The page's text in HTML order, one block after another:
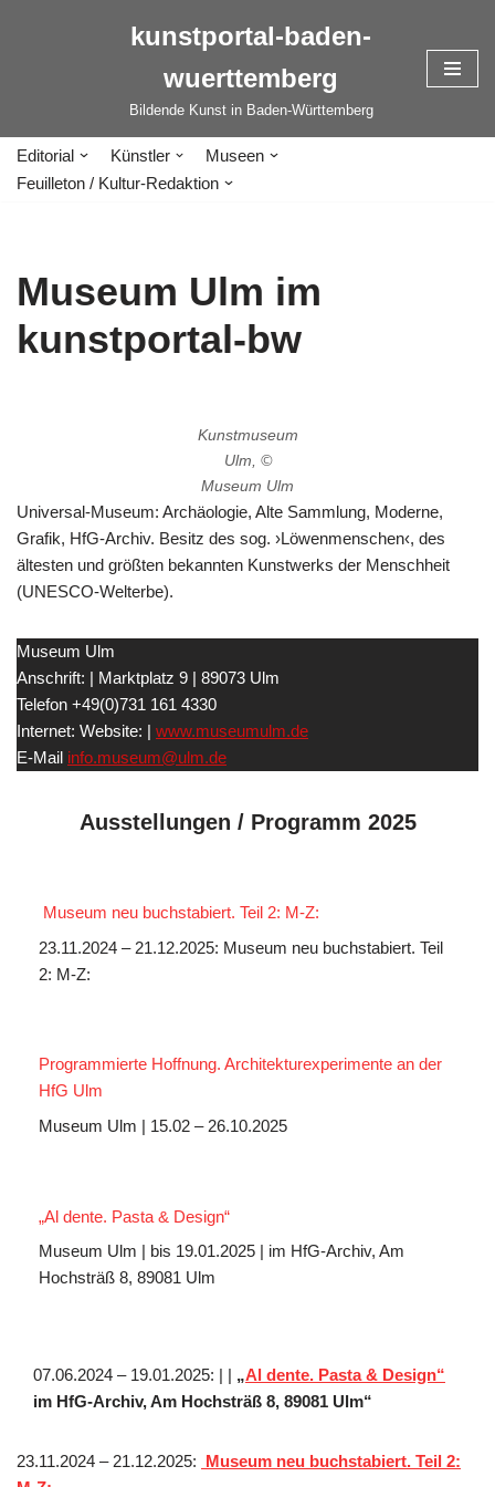
kunstportal-baden-
wuerttemberg
Bildende Kunst in Baden-Württemberg
Editorial Künstler
Museen
Feuilleton / Kultur-Redaktion
Museum Ulm im
kunstportal-bw
Kunstmuseum
Ulm, ©
Museum Ulm
Universal-Museum: Archäologie, Alte Sammlung, Moderne,
Grafik, HfG-Archiv. Besitz des sog. ›Löwenmenschen‹, des
ältesten und größten bekannten Kunstwerks der Menschheit
(UNESCO-Welterbe).
Museum Ulm
Anschrift: | Marktplatz 9 | 89073 Ulm
Telefon +49(0)731 161 4330
Internet: Website: | www.museumulm.de
E-Mail info.museum@ulm.de
Ausstellungen / Programm 2025
Museum neu buchstabiert. Teil 2: M-Z:
23.11.2024 – 21.12.2025: Museum neu buchstabiert. Teil
2: M-Z:
Programmierte Hoffnung. Architekturexperimente an der
HfG Ulm
Museum Ulm | 15.02 – 26.10.2025
„Al dente. Pasta & Design“
Museum Ulm | bis 19.01.2025 | im HfG-Archiv, Am
Hochsträß 8, 89081 Ulm
07.06.2024 – 19.01.2025: | | „Al dente. Pasta & Design“
im HfG-Archiv, Am Hochsträß 8, 89081 Ulm“
23.11.2024 – 21.12.2025: Museum neu buchstabiert. Teil 2: